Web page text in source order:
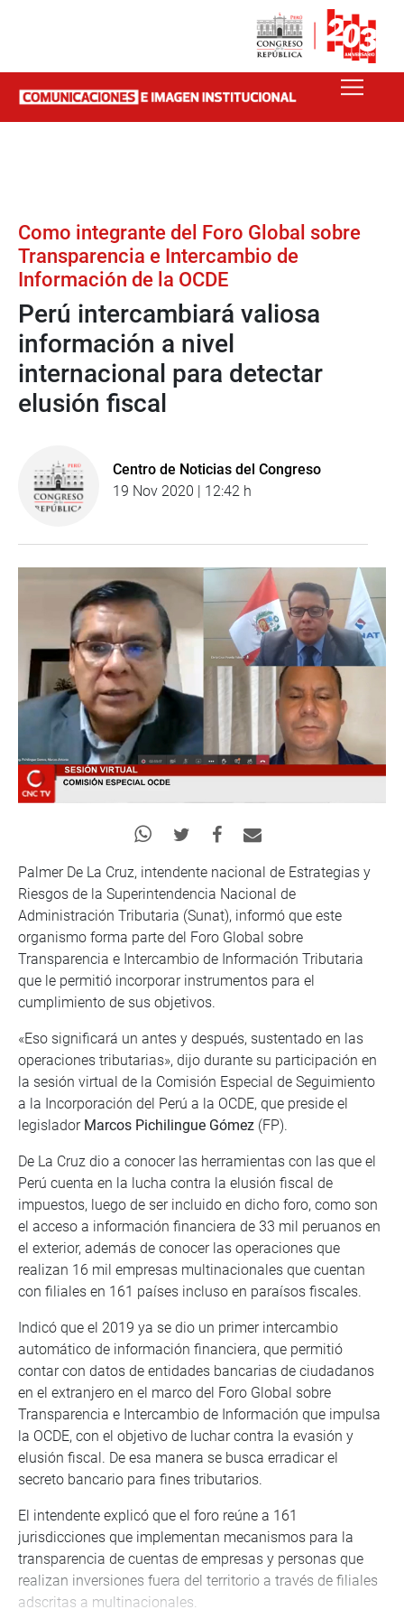
Como integrante del Foro Global sobre
Transparencia e Intercambio de
Información de la OCDE
Perú intercambiará valiosa
información a nivel
internacional para detectar
elusión fiscal
Centro de Noticias del Congreso
19 Nov 2020 | 12:42 h
Palmer De La Cruz, intendente nacional de Estrategias y
Riesgos de la Superintendencia Nacional de
Administración Tributaria (Sunat), informó que este
organismo forma parte del Foro Global sobre
Transparencia e Intercambio de Información Tributaria
que le permitió incorporar instrumentos para el
cumplimiento de sus objetivos.
«Eso significará un antes y después, sustentado en las
operaciones tributarias», dijo durante su participación en
la sesión virtual de la Comisión Especial de Seguimiento
a la Incorporación del Perú a la OCDE, que preside el
legislador Marcos Pichilingue Gómez (FP).
De La Cruz dio a conocer las herramientas con las que el
Perú cuenta en la lucha contra la elusión fiscal de
impuestos, luego de ser incluido en dicho foro, como son
el acceso a información financiera de 33 mil peruanos en
el exterior, además de conocer las operaciones que
realizan 16 mil empresas multinacionales que cuentan
con filiales en 161 países incluso en paraísos fiscales.
Indicó que el 2019 ya se dio un primer intercambio
automático de información financiera, que permitió
contar con datos de entidades bancarias de ciudadanos
en el extranjero en el marco del Foro Global sobre
Transparencia e Intercambio de Información que impulsa
la OCDE, con el objetivo de luchar contra la evasión y
elusión fiscal. De esa manera se busca erradicar el
secreto bancario para fines tributarios.
El intendente explicó que el foro reúne a 161
jurisdicciones que implementan mecanismos para la
transparencia de cuentas de empresas y personas que
realizan inversiones fuera del territorio a través de filiales
adscritas a multinacionales.